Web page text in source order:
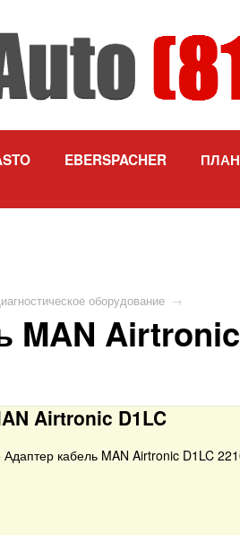
EBERSPACHER
оборудование →
MAN
Airtronic D1LC
кабель MAN Airtronic D1LC